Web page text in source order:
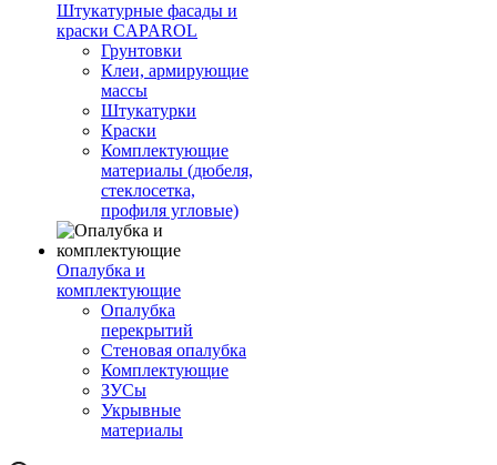
Штукатурные фасады и
краски CAPAROL
Грунтовки
Клеи, армирующие
массы
Штукатурки
Краски
Комплектующие
материалы (дюбеля,
стеклосетка,
профиля угловые)
Опалубка и
комплектующие
Опалубка
перекрытий
Стеновая опалубка
Комплектующие
ЗУСы
Укрывные
материалы